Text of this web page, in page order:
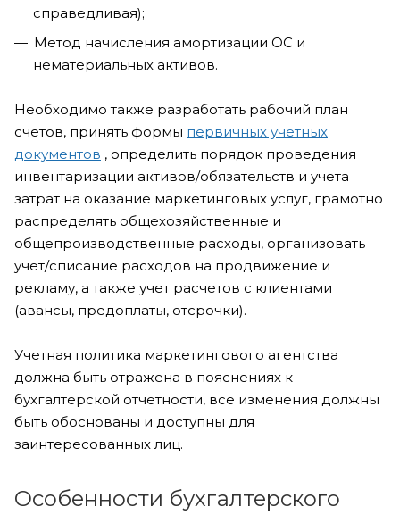
справедливая);
Метод начисления амортизации ОС и
нематериальных активов.
Необходимо также разработать рабочий план
счетов, принять формы первичных учетных
документов , определить порядок проведения
инвентаризации активов/обязательств и учета
затрат на оказание маркетинговых услуг, грамотно
распределять общехозяйственные и
общепроизводственные расходы, организовать
учет/списание расходов на продвижение и
рекламу, а также учет расчетов с клиентами
(авансы, предоплаты, отсрочки).
Учетная политика маркетингового агентства
должна быть отражена в пояснениях к
бухгалтерской отчетности, все изменения должны
быть обоснованы и доступны для
заинтересованных лиц.
Особенности бухгалтерского